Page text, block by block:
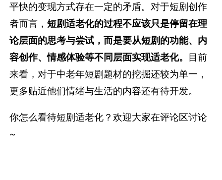
平快的变现方式存在一定的矛盾。对于短剧创作
者而言，短剧适老化的过程不应该只是停留在理
论层面的思考与尝试，而是要从短剧的功能、内
容创作、情感体验等不同层面实现适老化。 目前
来看，对于中老年短剧题材的挖掘还较为单一，
更多贴近他们情绪与生活的内容还有待开发。
你怎么看待短剧适老化？欢迎大家在评论区讨论
~